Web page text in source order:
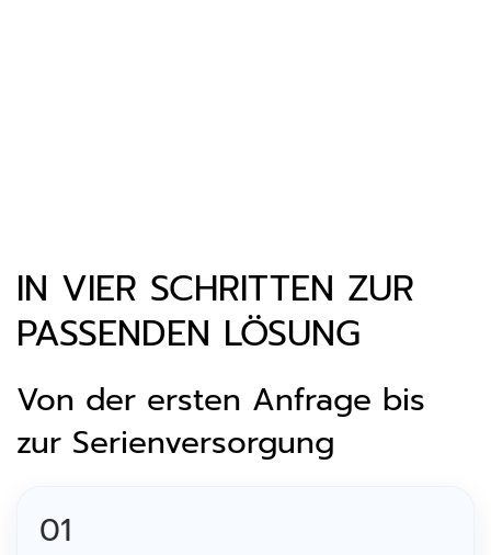
IN VIER SCHRITTEN ZUR
PASSENDEN LÖSUNG
Von der ersten Anfrage bis
zur Serienversorgung
01